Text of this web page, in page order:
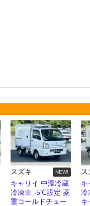
スズキ NEW!
キャリイ 中温冷蔵
冷凍車 -5℃設定 菱
重コールドチェー
ス
キ
冷
キ